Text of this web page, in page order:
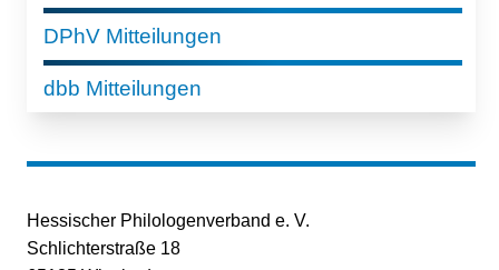
DPhV Mitteilungen
dbb Mitteilungen
Hessischer Philologenverband e. V.
Schlichterstraße 18